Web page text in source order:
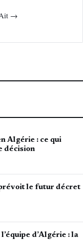
Ait →
Algérie : ce qui
décision
prévoit le futur décret
d’Algérie : la